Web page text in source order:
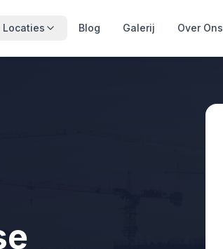
Locaties Blog Galerij Over Ons